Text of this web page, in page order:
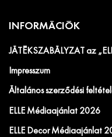
INFORMÁCIÓK
JÁTÉKSZABÁLYZAT az
Impresszum
Általános szerződési
ELLE Médiaajánlat 2026
ELLE Decor Médiaajánlat